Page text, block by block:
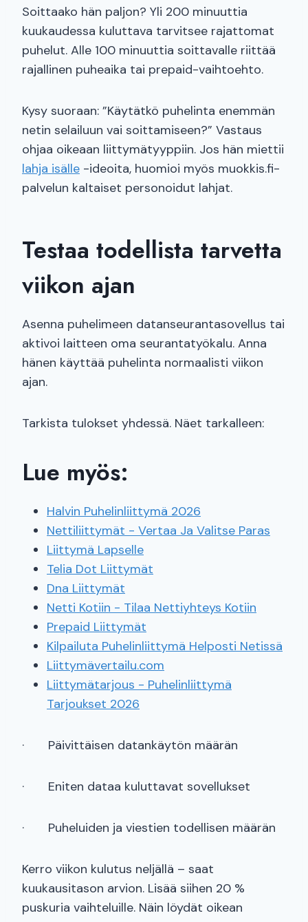
Soittaako hän paljon? Yli 200 minuuttia
kuukaudessa kuluttava tarvitsee rajattomat
puhelut. Alle 100 minuuttia soittavalle riittää
rajallinen puheaika tai prepaid-vaihtoehto.
Kysy suoraan: ”Käytätkö puhelinta enemmän
netin selailuun vai soittamiseen?” Vastaus
ohjaa oikeaan liittymätyyppiin. Jos hän miettii
lahja isälle -ideoita, huomioi myös muokkis.fi-
palvelun kaltaiset personoidut lahjat.
Testaa todellista tarvetta
viikon ajan
Asenna puhelimeen datanseurantasovellus tai
aktivoi laitteen oma seurantatyökalu. Anna
hänen käyttää puhelinta normaalisti viikon
ajan.
Tarkista tulokset yhdessä. Näet tarkalleen:
Lue myös:
Halvin Puhelinliittymä 2026
Nettiliittymät - Vertaa Ja Valitse Paras
Liittymä Lapselle
Telia Dot Liittymät
Dna Liittymät
Netti Kotiin - Tilaa Nettiyhteys Kotiin
Prepaid Liittymät
Kilpailuta Puhelinliittymä Helposti Netissä
Liittymävertailu.com
Liittymätarjous - Puhelinliittymä
Tarjoukset 2026
· Päivittäisen datankäytön määrän
· Eniten dataa kuluttavat sovellukset
· Puheluiden ja viestien todellisen määrän
Kerro viikon kulutus neljällä – saat
kuukausitason arvion. Lisää siihen 20 %
puskuria vaihteluille. Näin löydät oikean